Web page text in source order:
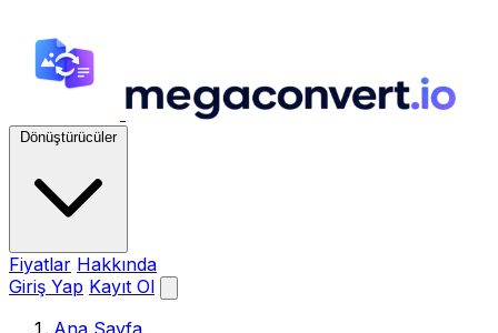
Dönüştürücüler
Fiyatlar Hakkında
Giriş Yap Kayıt Ol
Ana Sayfa